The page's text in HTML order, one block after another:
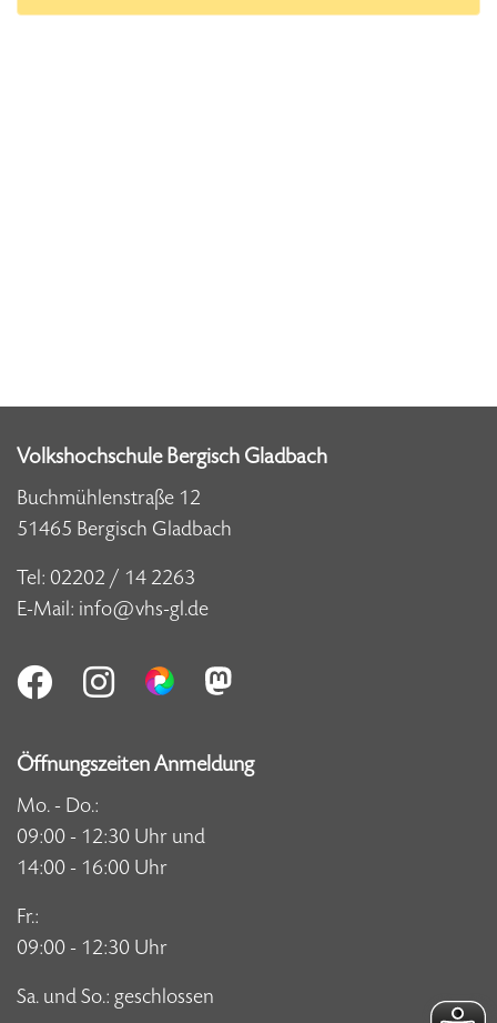
Volkshochschule Bergisch Gladbach
Buchmühlenstraße 12
51465 Bergisch Gladbach
Tel: 02202 / 14 2263
E-Mail: info@vhs-gl.de
Öffnungszeiten Anmeldung
Mo. - Do.:
09:00 - 12:30 Uhr und
14:00 - 16:00 Uhr
Fr.:
09:00 - 12:30 Uhr
Sa. und So.: geschlossen